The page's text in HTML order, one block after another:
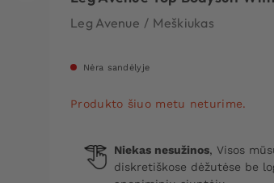
Leg Avenue / Meškiukas
Nėra sandėlyje
Produkto šiuo metu neturime.
Niekas nesužinos, Visos
diskretiškose dėžutėse be